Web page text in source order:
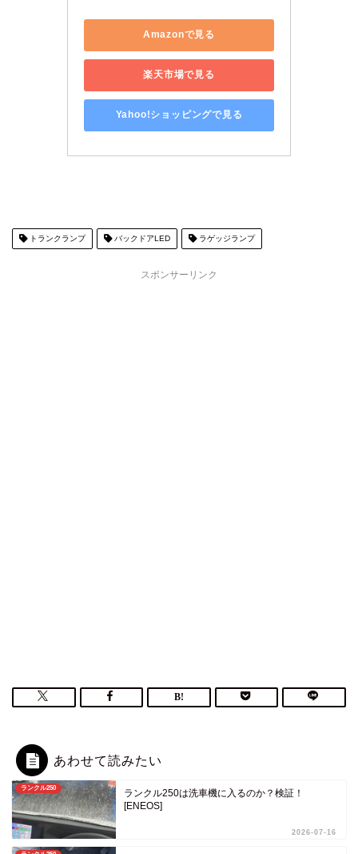
Amazonで見る
楽天市場で見る
Yahoo!ショッピングで見る
トランクランプ バックドアLED ラゲッジランプ
スポンサーリンク
あわせて読みたい
ランクル250
ランクル250は洗車機に入るのか？検証！
[ENEOS]
2026-07-16